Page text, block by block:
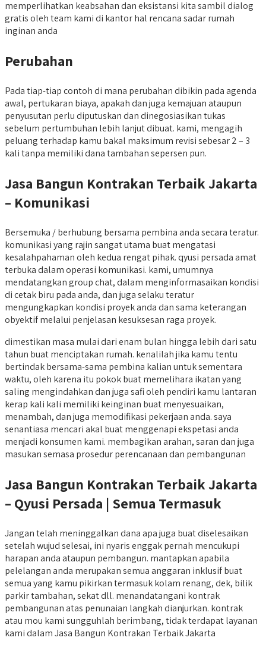
memperlihatkan keabsahan dan eksistansi kita sambil dialog
gratis oleh team kami di kantor hal rencana sadar rumah
inginan anda
Perubahan
Pada tiap-tiap contoh di mana perubahan dibikin pada agenda
awal, pertukaran biaya, apakah dan juga kemajuan ataupun
penyusutan perlu diputuskan dan dinegosiasikan tukas
sebelum pertumbuhan lebih lanjut dibuat. kami, mengagih
peluang terhadap kamu bakal maksimum revisi sebesar 2 – 3
kali tanpa memiliki dana tambahan sepersen pun.
Jasa Bangun Kontrakan Terbaik Jakarta
– Komunikasi
Bersemuka / berhubung bersama pembina anda secara teratur.
komunikasi yang rajin sangat utama buat mengatasi
kesalahpahaman oleh kedua rengat pihak. qyusi persada amat
terbuka dalam operasi komunikasi. kami, umumnya
mendatangkan group chat, dalam menginformasaikan kondisi
di cetak biru pada anda, dan juga selaku teratur
mengungkapkan kondisi proyek anda dan sama keterangan
obyektif melalui penjelasan kesuksesan raga proyek.
dimestikan masa mulai dari enam bulan hingga lebih dari satu
tahun buat menciptakan rumah. kenalilah jika kamu tentu
bertindak bersama-sama pembina kalian untuk sementara
waktu, oleh karena itu pokok buat memelihara ikatan yang
saling mengindahkan dan juga safi oleh pendiri kamu lantaran
kerap kali kali memiliki keinginan buat menyesuaikan,
menambah, dan juga memodifikasi pekerjaan anda. saya
senantiasa mencari akal buat menggenapi ekspetasi anda
menjadi konsumen kami. membagikan arahan, saran dan juga
masukan semasa prosedur perencanaan dan pembangunan
Jasa Bangun Kontrakan Terbaik Jakarta
– Qyusi Persada | Semua Termasuk
Jangan telah meninggalkan dana apa juga buat diselesaikan
setelah wujud selesai, ini nyaris enggak pernah mencukupi
harapan anda ataupun pembangun. mantapkan apabila
pelelangan anda merupakan semua anggaran inklusif buat
semua yang kamu pikirkan termasuk kolam renang, dek, bilik
parkir tambahan, sekat dll. menandatangani kontrak
pembangunan atas penunaian langkah dianjurkan. kontrak
atau mou kami sungguhlah berimbang, tidak terdapat layanan
kami dalam Jasa Bangun Kontrakan Terbaik Jakarta